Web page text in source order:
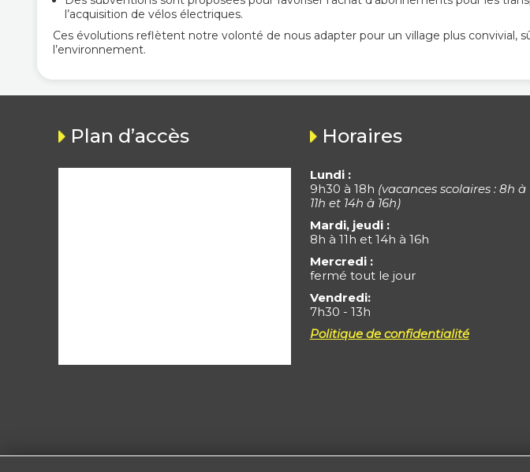
l’acquisition de vélos électriques.
Ces évolutions reflètent notre volonté de nous adapter pour un village plus convivial,
l’environnement.
Plan d’accès Horaires
Lundi :
9h30 à 18h (vacances scolaires : 8h à
11h et 14h à 16h)
Mardi, jeudi :
8h à 11h et 14h à 16h
Mercredi :
fermé tout le jour
Vendredi:
7h30 - 13h
Politique de confidentialité